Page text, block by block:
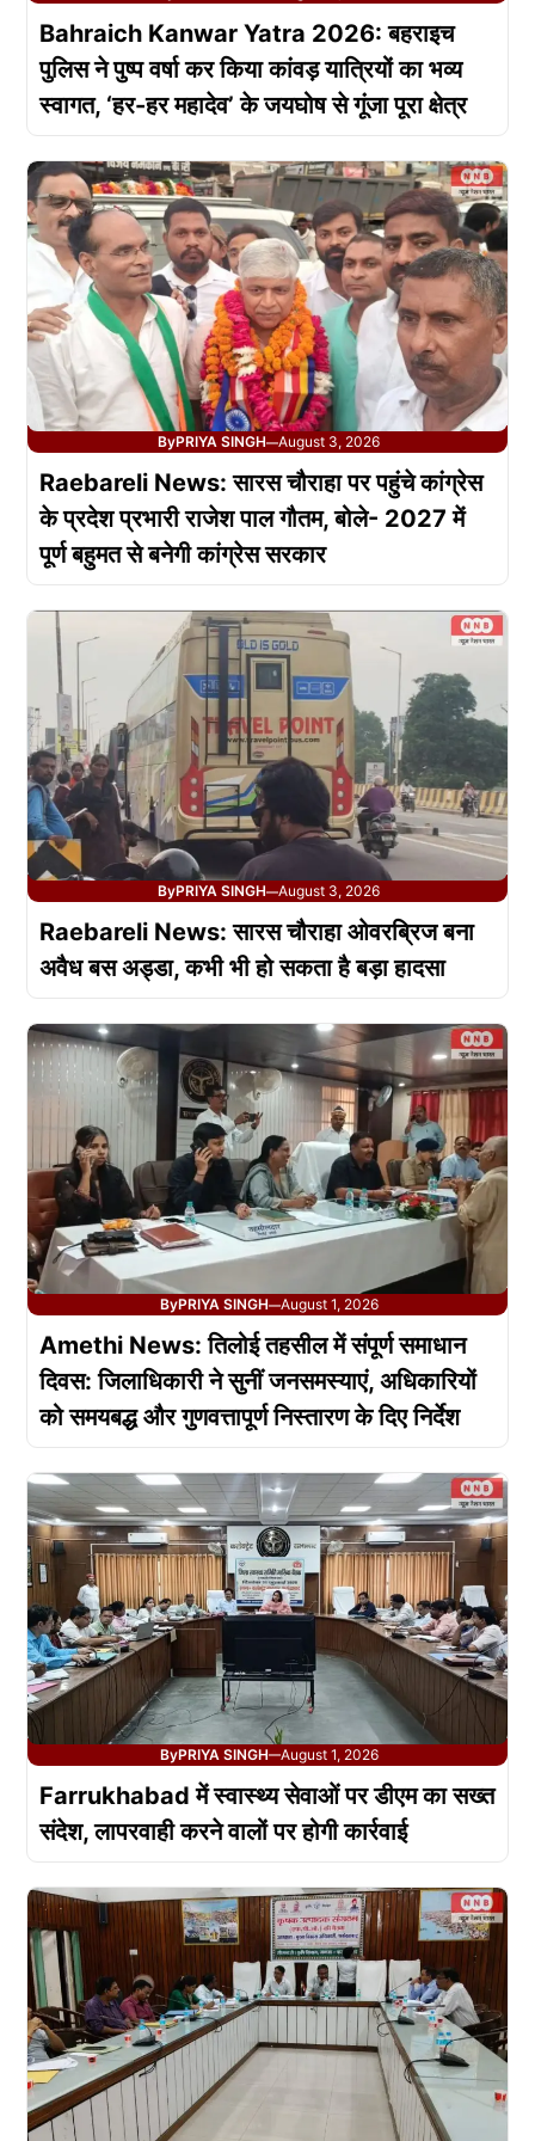
Bahraich Kanwar Yatra 2026: बहराइच
पुलिस ने पुष्प वर्षा कर किया कांवड़ यात्रियों का भव्य
स्वागत, ‘हर-हर महादेव’ के जयघोष से गूंजा पूरा क्षेत्र
ByPRIYA SINGH—August 3, 2026
Raebareli News: सारस चौराहा पर पहुंचे कांग्रेस
के प्रदेश प्रभारी राजेश पाल गौतम, बोले- 2027 में
पूर्ण बहुमत से बनेगी कांग्रेस सरकार
ByPRIYA SINGH—August 3, 2026
Raebareli News: सारस चौराहा ओवरब्रिज बना
अवैध बस अड्डा, कभी भी हो सकता है बड़ा हादसा
ByPRIYA SINGH—August 1, 2026
Amethi News: तिलोई तहसील में संपूर्ण समाधान
दिवस: जिलाधिकारी ने सुनीं जनसमस्याएं, अधिकारियों
को समयबद्ध और गुणवत्तापूर्ण निस्तारण के दिए निर्देश
ByPRIYA SINGH—August 1, 2026
Farrukhabad में स्वास्थ्य सेवाओं पर डीएम का सख्त
संदेश, लापरवाही करने वालों पर होगी कार्रवाई